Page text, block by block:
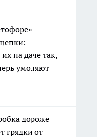
на даче так,
умоляют
дороже
грядки от